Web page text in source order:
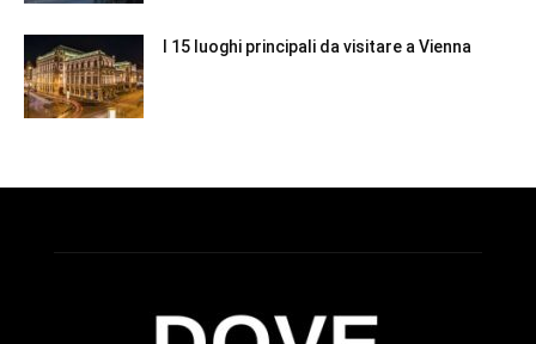
I 15 luoghi principali da visitare a Vienna